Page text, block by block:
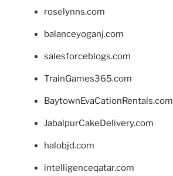
roselynns.com
balanceyoganj.com
salesforceblogs.com
TrainGames365.com
BaytownEvaCationRentals.com
JabalpurCakeDelivery.com
halobjd.com
intelligenceqatar.com